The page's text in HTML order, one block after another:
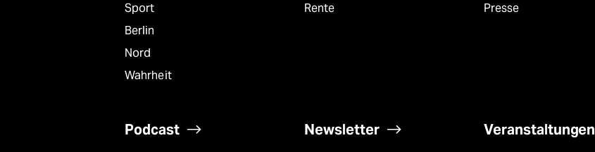
Sport
Berlin
Nord
Wahrheit
Rente
Presse
Podcast Newsletter Veranstaltungen